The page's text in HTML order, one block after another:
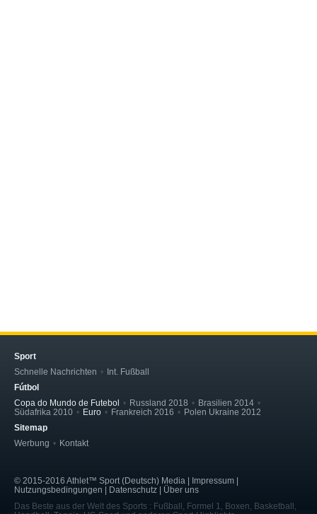
Sport
Schnelle Nachrichten
Int. Fußball
Fútbol
Copa do Mundo de Futebol
Russland 2018
Brasilien 2014
Südafrika 2010
Euro Frankreich 2016
Polen Ukraine 2012
Sitemap
Werbung
Kontakt
© 2015-2016 Athlet™ Sport (Deutsch) Media | Impressum |
Nutzungsbedingungen | Datenschutz | Über uns
Das Beste aus der Welt des Sports : Fußball, Formel 1, Boxen, Basketball,